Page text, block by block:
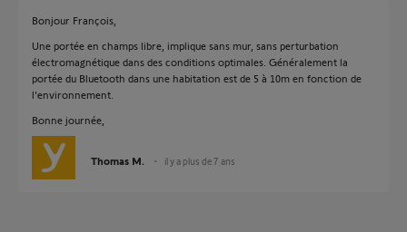
Bonjour François,
Une portée en champs libre, implique sans mur, sans perturbation
électromagnétique dans des conditions optimales. Généralement la
portée du Bluetooth dans une habitation est de 5 à 10m en fonction de
l'environnement.
Bonne journée,
Thomas M. il y a plus de 7 ans